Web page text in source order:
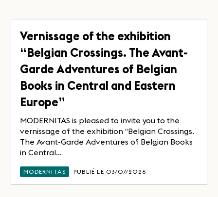
Vernissage of the exhibition
“Belgian Crossings. The Avant-
Garde Adventures of Belgian
Books in Central and Eastern
Europe”
MODERNITAS is pleased to invite you to the
vernissage of the exhibition “Belgian Crossings.
The Avant-Garde Adventures of Belgian Books
in Central...
MODERNITAS PUBLIÉ LE 03/07/2026